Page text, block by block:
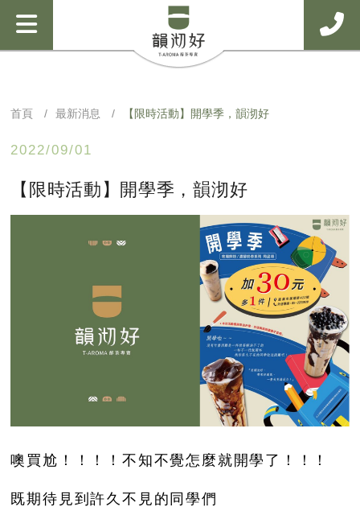
首頁 最新消息 【限時活動】開學季，韻沏好
2022/09/01
【限時活動】開學季，韻沏好
噢買尬！！！！不知不覺怎麼就開學了！！！
既期待見到許久不見的同學們